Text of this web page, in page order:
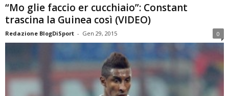
“Mo glie faccio er cucchiaio”: Constant
trascina la Guinea così (VIDEO)
Redazione BlogDiSport - Gen 29, 2015 0